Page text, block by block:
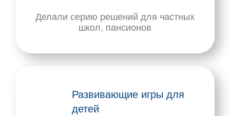
Делали серию решений для частных
школ, пансионов
Развивающие игры для
детей